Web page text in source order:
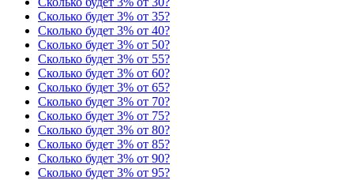
Сколько будет 3% от 35?
Сколько будет 3% от 40?
Сколько будет 3% от 50?
Сколько будет 3% от 55?
Сколько будет 3% от 60?
Сколько будет 3% от 65?
Сколько будет 3% от 70?
Сколько будет 3% от 75?
Сколько будет 3% от 80?
Сколько будет 3% от 85?
Сколько будет 3% от 90?
Сколько будет 3% от 95?